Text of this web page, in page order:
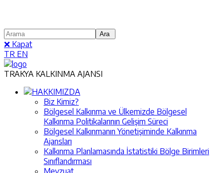
❌ Kapat
TR EN
TRAKYA KALKINMA AJANSI
HAKKIMIZDA
Biz Kimiz?
Bölgesel Kalkınma ve Ülkemizde Bölgesel
Kalkınma Politikalarının Gelişim Süreci
Bölgesel Kalkınmanın Yönetişiminde Kalkınma
Ajansları
Kalkınma Planlamasında İstatistiki Bölge Birimleri
Sınıflandırması
Mevzuat